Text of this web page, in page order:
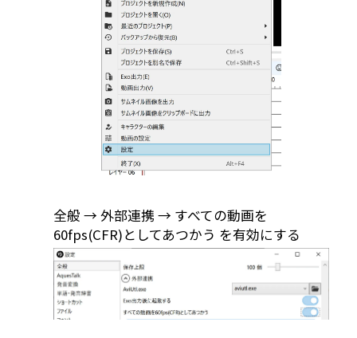
全般 → 外部連携 → すべての動画を
60fps(CFR)としてあつかう を有効にする